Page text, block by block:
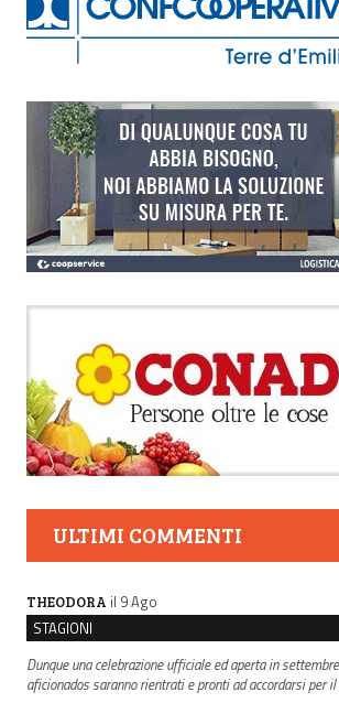
ULTIMI COMMENTI
THEODORA il 9 Ago
STAGIONI
Dunque una celebrazione ufficiale ed aperta in
aficionados saranno rientrati e pronti ad accordarsi per